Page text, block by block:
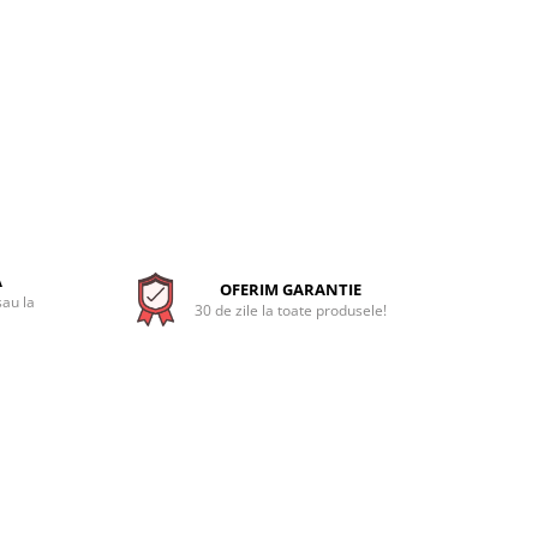
la
OFERIM GARANTIE
30 de zile la toate produsele!